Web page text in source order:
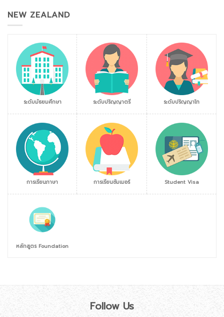
NEW ZEALAND
ระดับมัธยมศึกษา ระดับปริญญาตรี ระดับปริญญาโท
การเรียนภาษา การเรียนซัมเมอร์ Student Visa
หลักสูตร Foundation
Follow Us